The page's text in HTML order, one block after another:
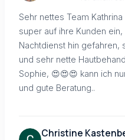
Sehr nettes Team
super auf ihre Kunden
Nachtdienst hin gefahren,
und sehr nette
Sophie, 😍😍😍 kann ich
und gute Beratung..
Christine